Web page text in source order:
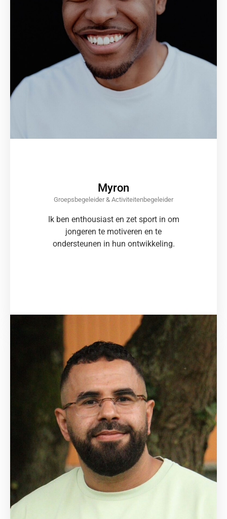
Myron
Groepsbegeleider & Activiteitenbegeleider
Ik ben enthousiast en zet sport in om
jongeren te motiveren en te
ondersteunen in hun ontwikkeling.